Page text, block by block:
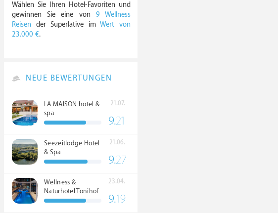
Wählen Sie Ihren Hotel-Favoriten und
gewinnen Sie eine von 9 Wellness
Reisen der Superlative imWert von
23.000 €.
NEUE BEWERTUNGEN
LA MAISON hotel &
spa
21.07.
9.21
Seezeitlodge Hotel
& Spa
21.06.
9.27
Wellness &
Naturhotel Tonihof
****S
23.04.
9.19